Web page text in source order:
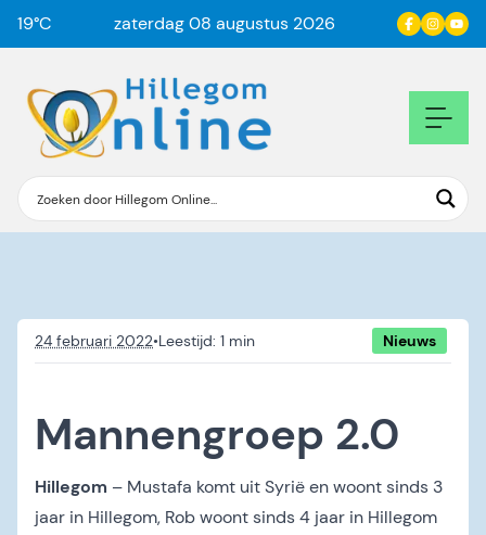
19°C zaterdag 08 augustus 2026
24 februari 2022• Nieuws
Mannengroep 2.0
Hillegom – Mustafa komt uit Syrië en woont sinds 3
jaar in Hillegom, Rob woont sinds 4 jaar in Hillegom